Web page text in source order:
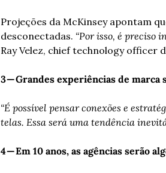
Projeções da McKinsey apontam
desconectadas. “Por isso, é preciso
Ray Velez, chief technology officer
3 — Grandes experiências de
“É possível pensar conexões e
telas. Essa será uma tendência
4 — Em 10 anos, as agências serão